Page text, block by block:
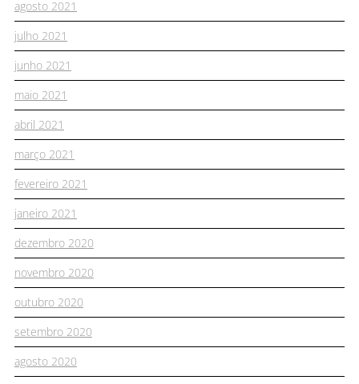
agosto 2021
julho 2021
junho 2021
maio 2021
abril 2021
março 2021
fevereiro 2021
janeiro 2021
dezembro 2020
novembro 2020
outubro 2020
setembro 2020
agosto 2020